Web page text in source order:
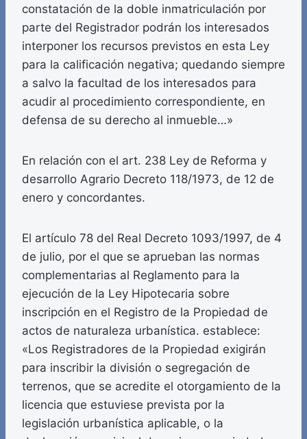
constatación de la doble inmatriculación por
parte del Registrador podrán los interesados
interponer los recursos previstos en esta Ley
para la calificación negativa; quedando siempre
a salvo la facultad de los interesados para
acudir al procedimiento correspondiente, en
defensa de su derecho al inmueble…»
En relación con el art. 238 Ley de Reforma y
desarrollo Agrario Decreto 118/1973, de 12 de
enero y concordantes.
El artículo 78 del Real Decreto 1093/1997, de 4
de julio, por el que se aprueban las normas
complementarias al Reglamento para la
ejecución de la Ley Hipotecaria sobre
inscripción en el Registro de la Propiedad de
actos de naturaleza urbanística. establece:
«Los Registradores de la Propiedad exigirán
para inscribir la división o segregación de
terrenos, que se acredite el otorgamiento de la
licencia que estuviese prevista por la
legislación urbanística aplicable, o la